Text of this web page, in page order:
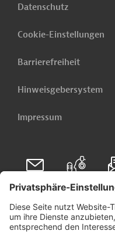
Datenschutz
Cookie-Einstellungen
Barrierefreiheit
Hinweisgebersystem
Impressum
Folgen Sie uns auf